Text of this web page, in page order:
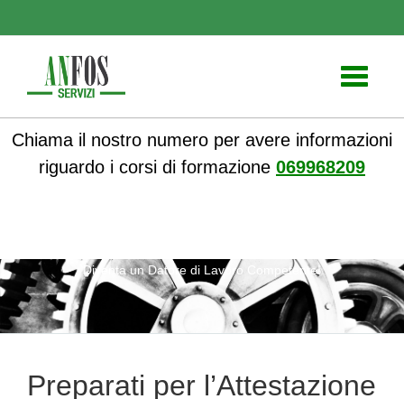
Toggle
Chiama il nostro numero per avere informazioni
riguardo i corsi di formazione 069968209
Diventa un Datore di Lavoro Competente!
Preparati per l’Attestazione